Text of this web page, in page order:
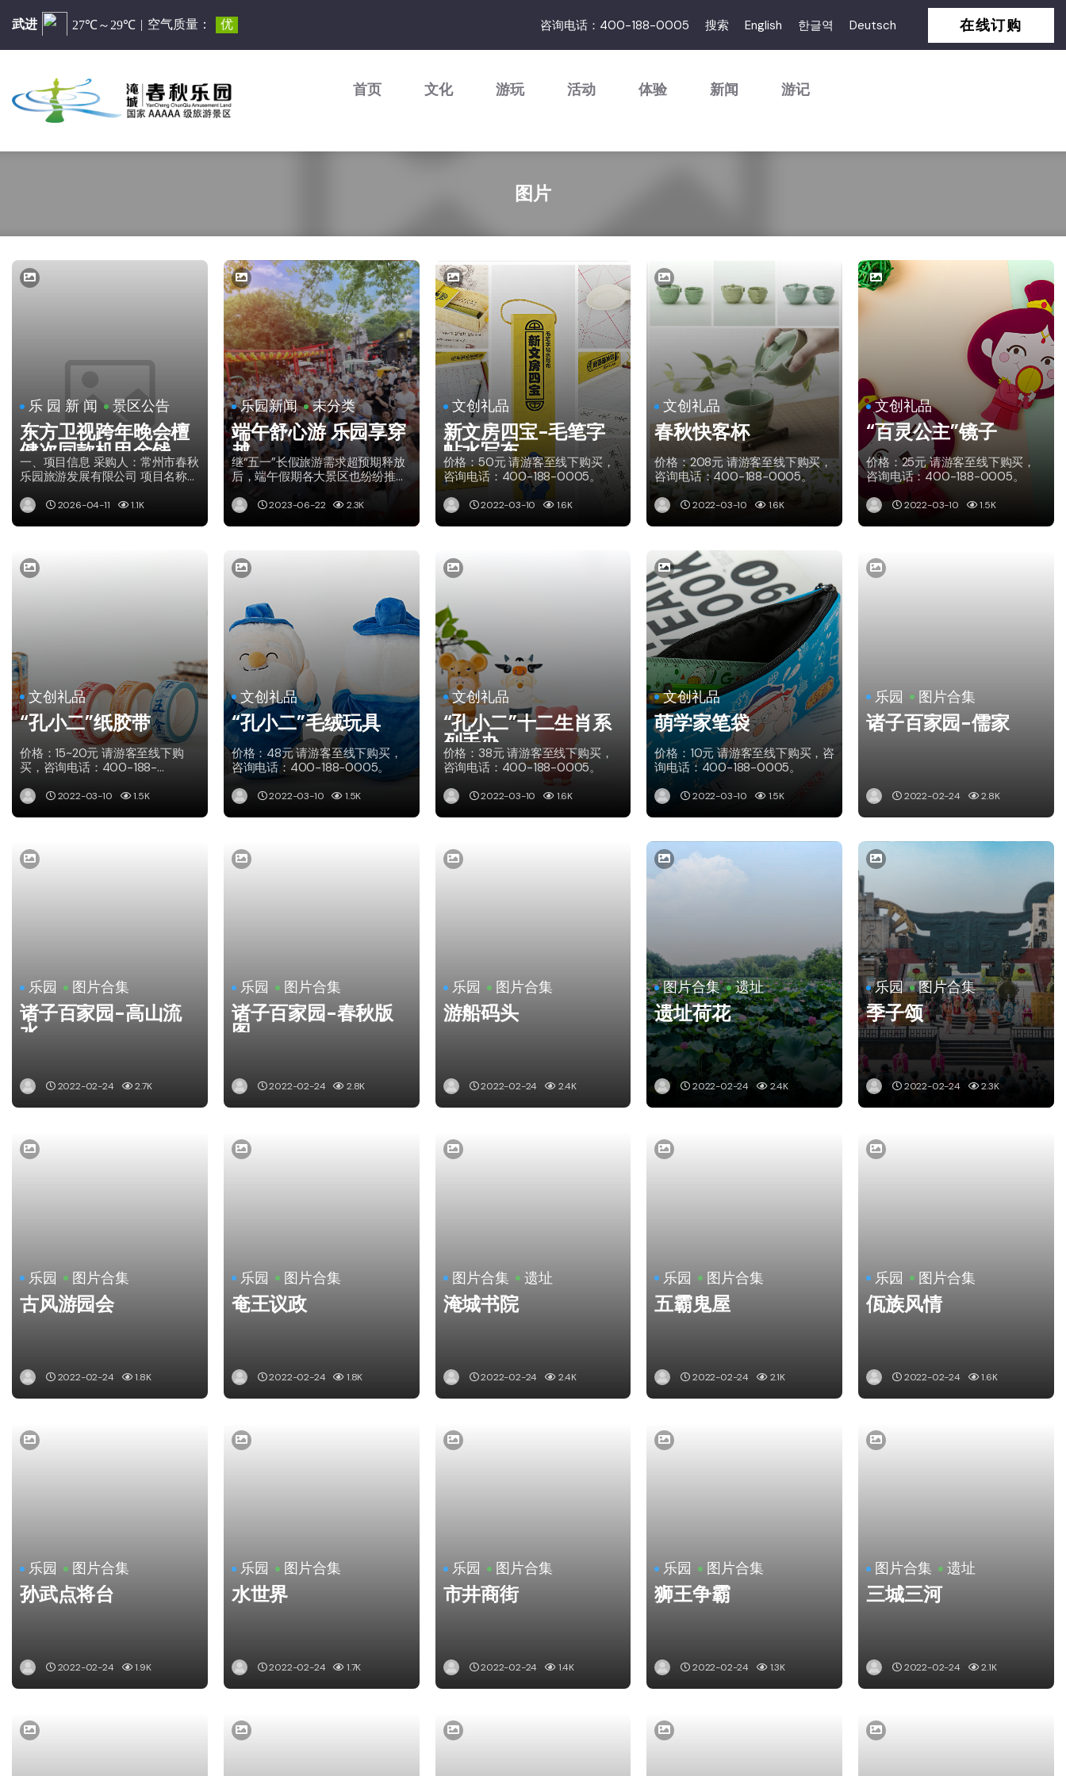
咨询电话：400-188-0005 搜索 English 한글역 Deutsch 在线订购
首页 文化 游玩 活动 体验 新闻 游记
图片
乐 园 新 闻 景区公告
东方卫视跨年晚会檀
健次同款机甲金钱豹
租赁服务项目单一来
源采购公示
一、项目信息 采购人：常州市春秋
乐园旅游发展有限公司 项目名称：
2026-04-11 1.1K
乐园新闻 未分类
端午舒心游 乐园享穿
越
继“五一”长假旅游需求超预期释放
后，端午假期各大景区也纷纷推出
特色游，为了让游客感受不一样
的...
2023-06-22 2.3K
文创礼品
新文房四宝-毛笔字
帖水写布
价格：50元 请游客至线下购买，
咨询电话：400-188-0005。
2022-03-10 1.6K
文创礼品
春秋快客杯
价格：208元 请游客至线下购买，
咨询电话：400-188-0005。
2022-03-10 1.6K
文创礼品
“百灵公主”镜子
价格：25元 请游客至线下购买，
咨询电话：400-188-0005。
2022-03-10 1.5K
文创礼品
“孔小二”纸胶带
价格：15~20元 请游客至线下购
买，咨询电话：400-188-
2022-03-10 1.5K
文创礼品
“孔小二”毛绒玩具
价格：48元 请游客至线下购买，
咨询电话：400-188-0005。
2022-03-10 1.5K
文创礼品
“孔小二”十二生肖系
列手办
价格：38元 请游客至线下购买，
咨询电话：400-188-0005。
2022-03-10 1.6K
文创礼品
萌学家笔袋
价格：10元 请游客至线下购买，咨
询电话：400-188-0005。
2022-03-10 1.5K
乐园 图片合集
诸子百家园-儒家
2022-02-24 2.8K
乐园 图片合集
诸子百家园-高山流
水
2022-02-24 2.7K
乐园 图片合集
诸子百家园-春秋版
图
2022-02-24 2.8K
乐园 图片合集
游船码头
2022-02-24 2.4K
图片合集 遗址
遗址荷花
2022-02-24 2.4K
乐园 图片合集
季子颂
2022-02-24 2.3K
乐园 图片合集
古风游园会
2022-02-24 1.8K
乐园 图片合集
奄王议政
2022-02-24 1.8K
图片合集 遗址
淹城书院
2022-02-24 2.4K
乐园 图片合集
五霸鬼屋
2022-02-24 2.1K
乐园 图片合集
佤族风情
2022-02-24 1.6K
乐园 图片合集
孙武点将台
2022-02-24 1.9K
乐园 图片合集
水世界
2022-02-24 1.7K
乐园 图片合集
市井商街
2022-02-24 1.4K
乐园 图片合集
狮王争霸
2022-02-24 1.3K
图片合集 遗址
三城三河
2022-02-24 2.1K